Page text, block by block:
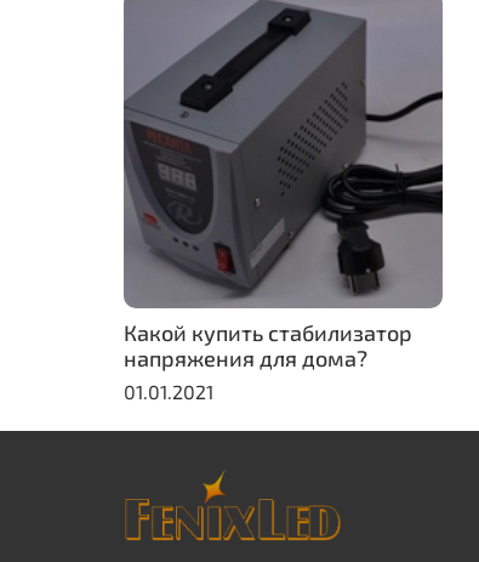
Какой купить стабилизатор
напряжения для дома?
01.01.2021